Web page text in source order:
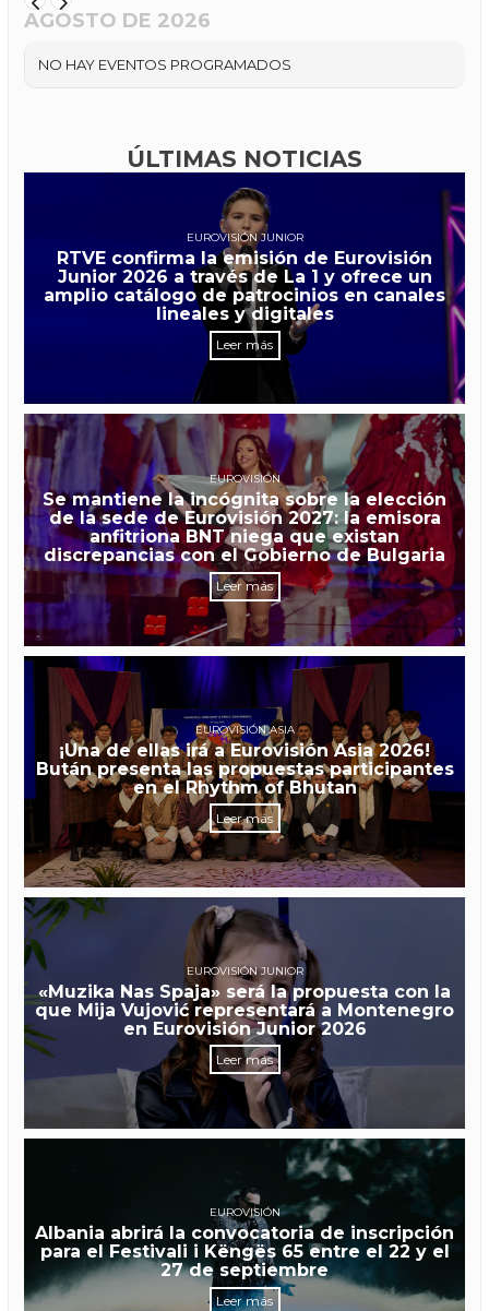
AGOSTO DE 2026
NO HAY EVENTOS PROGRAMADOS
ÚLTIMAS NOTICIAS
EUROVISIÓN JUNIOR
RTVE confirma la emisión de Eurovisión
Junior 2026 a través de La 1 y ofrece un
amplio catálogo de patrocinios en canales
lineales y digitales
Leer más
EUROVISIÓN
Se mantiene la incógnita sobre la elección
de la sede de Eurovisión 2027: la emisora
anfitriona BNT niega que existan
discrepancias con el Gobierno de Bulgaria
Leer más
EUROVISIÓN ASIA
¡Una de ellas irá a Eurovisión Asia 2026!
Bután presenta las propuestas participantes
en el Rhythm of Bhutan
Leer más
EUROVISIÓN JUNIOR
«Muzika Nas Spaja» será la propuesta con la
que Mija Vujović representará a Montenegro
en Eurovisión Junior 2026
Leer más
EUROVISIÓN
Albania abrirá la convocatoria de inscripción
para el Festivali i Këngës 65 entre el 22 y el
27 de septiembre
Leer más